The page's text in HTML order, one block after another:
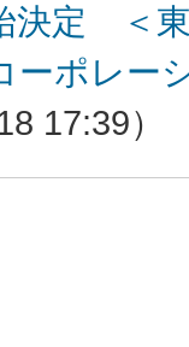
決定 ＜
ーポレー
17:39）